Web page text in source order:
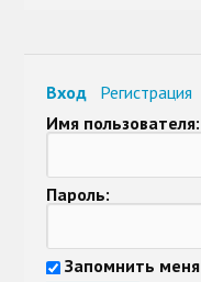
Вход Регистрация
Имя пользователя:
Пароль:
Запомнить меня